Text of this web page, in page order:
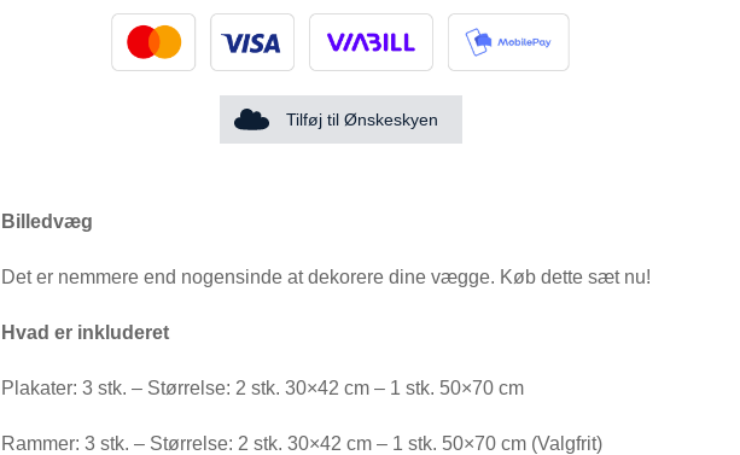
Tilføj til Ønskeskyen
Billedvæg
Det er nemmere end nogensinde at dekorere dine vægge. Køb dette sæt nu!
Hvad er inkluderet
Plakater: 3 stk. – Størrelse: 2 stk. 30×42 cm – 1 stk. 50×70 cm
Rammer: 3 stk. – Størrelse: 2 stk. 30×42 cm – 1 stk. 50×70 cm (Valgfrit)